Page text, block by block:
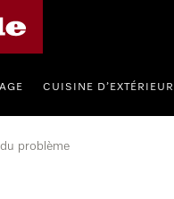
CUISINE D’EXTÉRIEUR
problème